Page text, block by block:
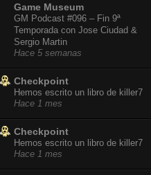
Game Museum
GM Podcast #096 – Fin 9ª
Temporada con Jose Ciudad &
Sergio Martin
Hace 5 semanas
Checkpoint
Hemos escrito un libro de killer7
Hace 1 mes
Checkpoint
Hemos escrito un libro de killer7
Hace 1 mes